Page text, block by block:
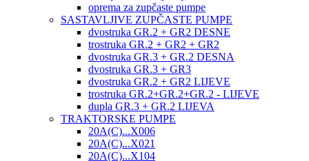
oprema za zupčaste pumpe
SASTAVLJIVE ZUPČASTE PUMPE
dvostruka GR.2 + GR2 DESNE
trostruka GR.2 + GR2 + GR2
dvostruka GR.3 + GR.2 DESNA
dvostruka GR.3 + GR3
dvostruka GR.2 + GR2 LIJEVE
trostruka GR.2+GR.2+GR.2 - LIJEVE
dupla GR.3 + GR.2 LIJEVA
TRAKTORSKE PUMPE
20A(C)...X006
20A(C)...X021
20A(C)...X104